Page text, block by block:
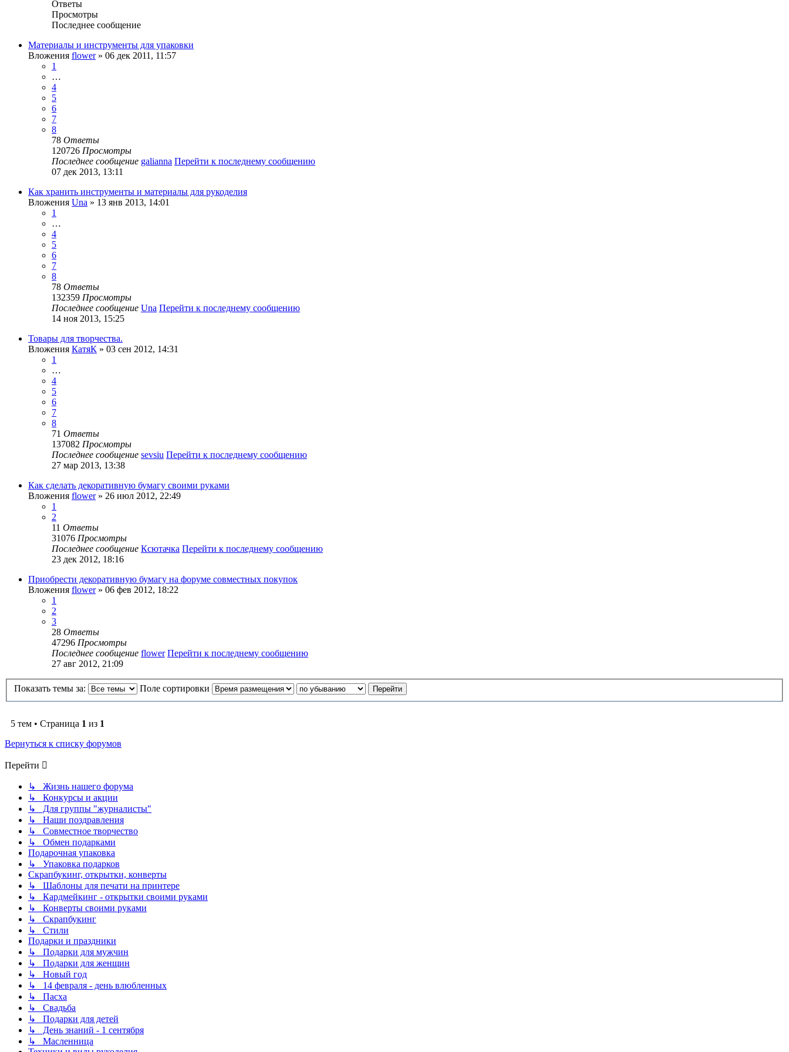
Ответы
Просмотры
Последнее сообщение
Материалы и инструменты для упаковки
Вложения flower» 06 дек 2011, 11:57
1
…
4
5
6
7
8
78 Ответы
120726 Просмотры
Последнее сообщение galianna Перейти к последнему сообщению
07 дек 2013, 13:11
Как хранить инструменты и материалы для рукоделия
Вложения Una » 13 янв 2013, 14:01
1
…
4
5
6
7
8
78 Ответы
132359 Просмотры
Последнее сообщение Una Перейти к последнему сообщению
14 ноя 2013, 15:25
Товары для творчества.
Вложения КатяК » 03 сен 2012, 14:31
1
…
4
5
6
7
8
71 Ответы
137082 Просмотры
Последнее сообщение sevsiu Перейти к последнему сообщению
27 мар 2013, 13:38
Как сделать декоративную бумагу своими руками
Вложения flower» 26 июл 2012, 22:49
1
2
11 Ответы
31076 Просмотры
Последнее сообщение Ксютачка Перейти к последнему сообщению
23 дек 2012, 18:16
Приобрести декоративную бумагу на форуме совместных покупок
Вложения flower» 06 фев 2012, 18:22
1
2
3
28 Ответы
47296 Просмотры
Последнее сообщение flower Перейти к последнему сообщению
27 авг 2012, 21:09
Показать темы за: Поле сортировки
5 тем • Страница 1 из 1
Вернуться к списку форумов
Перейти
↳ Жизнь нашего форума
↳ Конкурсы и акции
↳ Для группы "журналисты"
↳ Наши поздравления
↳ Совместное творчество
↳ Обмен подарками
Подарочная упаковка
↳ Упаковка подарков
Скрапбукинг, открытки, конверты
↳ Шаблоны для печати на принтере
↳ Кардмейкинг - открытки своими руками
↳ Конверты своими руками
↳ Скрапбукинг
↳ Стили
Подарки и праздники
↳ Подарки для мужчин
↳ Подарки для женщин
↳ Новый год
↳ 14 февраля - день влюбленных
↳ Пасха
↳ Свадьба
↳ Подарки для детей
↳ День знаний - 1 сентября
↳ Масленница